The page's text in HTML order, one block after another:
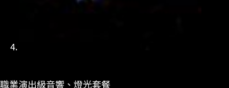
職業演出級音響、燈光套餐